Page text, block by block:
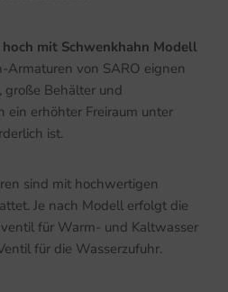
mit Schwenkhahn Modell
Armaturen von SARO eignen
große Behälter und
ein erhöhter Freiraum unter
ist.
sind mit hochwertigen
Je nach Modell erfolgt die
für Warm- und Kaltwasser
für die Wasserzufuhr.